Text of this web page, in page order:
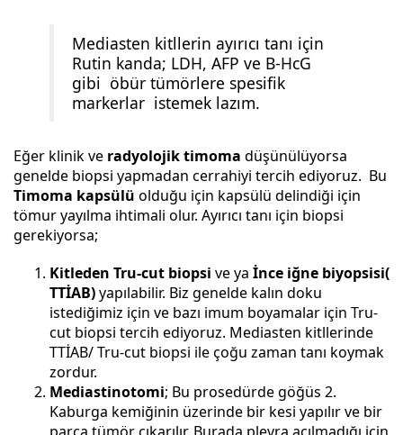
Mediasten kitllerin ayırıcı tanı için
Rutin kanda; LDH, AFP ve B-HcG
gibi öbür tümörlere spesifik
markerlar istemek lazım.
Eğer klinik ve radyolojik timoma düşünülüyorsa
genelde biopsi yapmadan cerrahiyi tercih ediyoruz. Bu
Timoma kapsülü olduğu için kapsülü delindiği için
tömur yayılma ihtimali olur. Ayırıcı tanı için biopsi
gerekiyorsa;
Kitleden Tru-cut biopsi ve ya İnce iğne biyopsisi(
TTİAB)yapılabilir. Biz genelde kalın doku
istediğimiz için ve bazı imum boyamalar için Tru-
cut biopsi tercih ediyoruz. Mediasten kitllerinde
TTİAB/ Tru-cut biopsi ile çoğu zaman tanı koymak
zordur.
Mediastinotomi; Bu prosedürde göğüs 2.
Kaburga kemiğinin üzerinde bir kesi yapılır ve bir